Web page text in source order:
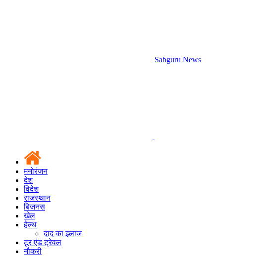
Sabguru News
मनोरंजन
देश
विदेश
राजस्थान
बिजनस
खेल
हेल्थ
दाद का इलाज
टूर एंड ट्रेवल
नौकरी